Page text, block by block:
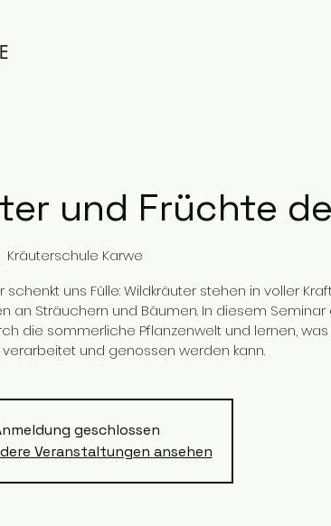
und Früchte
Kräuterschule Karwe
schenkt uns Fülle: Wildkräuter stehen in voller
an Sträuchern und Bäumen. In diesem
die sommerliche Pflanzenwelt und lernen,
und genossen werden kann.
geschlossen
Veranstaltungen ansehen